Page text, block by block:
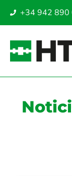
+34 942 890